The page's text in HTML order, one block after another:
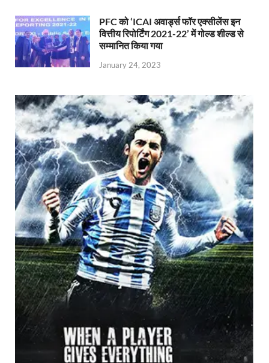
PFC को ‘ICAI अवार्ड्स फॉर एक्सीलेंस इन
वित्तीय रिपोर्टिंग 2021-22’ में गोल्ड शील्ड से
सम्मानित किया गया
January 24, 2023